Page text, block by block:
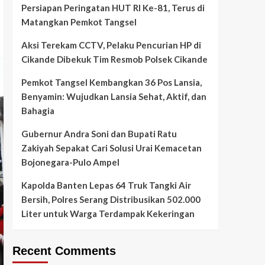
Persiapan Peringatan HUT RI Ke-81, Terus di
Matangkan Pemkot Tangsel
Aksi Terekam CCTV, Pelaku Pencurian HP di
Cikande Dibekuk Tim Resmob Polsek Cikande
Pemkot Tangsel Kembangkan 36 Pos Lansia,
Benyamin: Wujudkan Lansia Sehat, Aktif, dan
Bahagia
Gubernur Andra Soni dan Bupati Ratu
Zakiyah Sepakat Cari Solusi Urai Kemacetan
Bojonegara-Pulo Ampel
Kapolda Banten Lepas 64 Truk Tangki Air
Bersih, Polres Serang Distribusikan 502.000
Liter untuk Warga Terdampak Kekeringan
Recent Comments